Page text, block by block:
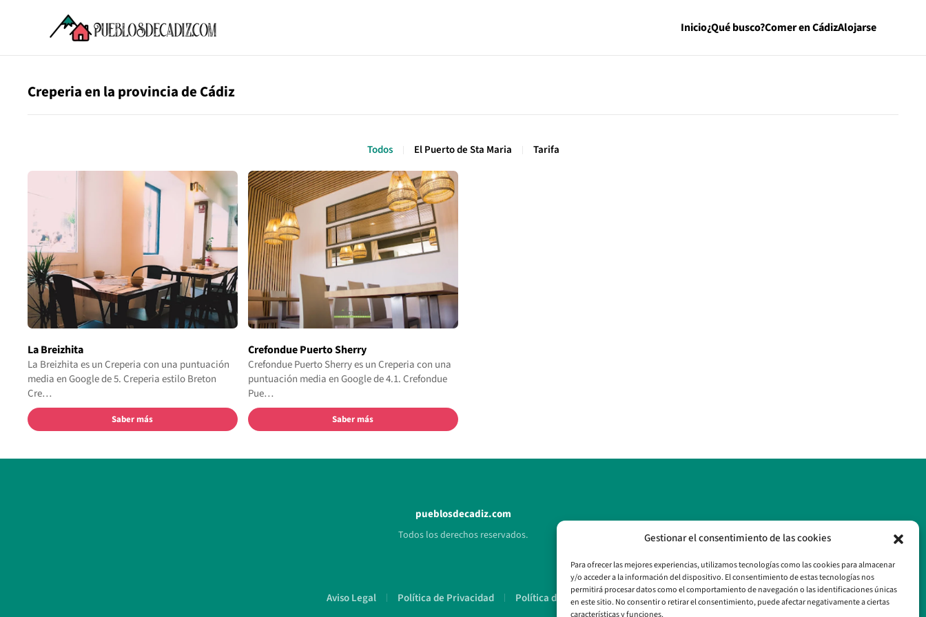
Gestionar el consentimiento de las cookies
Para ofrecer las mejores experiencias, utilizamos tecnologías como las cookies para almacenar
y/o acceder a la información del dispositivo. El consentimiento de estas tecnologías nos
permitirá procesar datos como el comportamiento de navegación o las identificaciones únicas
en este sitio. No consentir o retirar el consentimiento, puede afectar negativamente a ciertas
características y funciones.
Inicio¿Qué busco?Comer en CádizAlojarse
Creperia en la provincia de Cádiz
Todos El Puerto de Sta Maria Tarifa
La Breizhita
La Breizhita es un Creperia con una puntuación
media en Google de 5. Creperia estilo Breton
Cre…
Saber más
Crefondue Puerto Sherry
Crefondue Puerto Sherry es un Creperia con una
puntuación media en Google de 4.1. Crefondue
Pue…
Saber más
pueblosdecadiz.com
Todos los derechos reservados.
Aviso Legal Política de Privacidad Política de Cookies